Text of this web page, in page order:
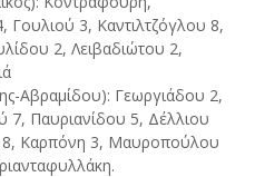
3, Καντιλτζόγλου 8,
2, Λειβαδιώτου 2,
Αβραμίδου): Γεωργιάδου 2,
Παυριανίδου 5, Δέλλιου
8, Καρπόνη 3, Μαυροπούλου